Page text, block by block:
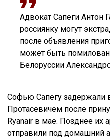
Адвокат Сапеги Антон
россиянку могут
после объявления
может быть
Белоруссии
Софью Сапегу задержали
Протасевичем после
Ryanair в мае. Позднее их
отправили под домашний